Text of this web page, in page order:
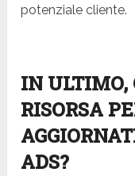
potenziale cliente.
IN ULTIMO,
RISORSA
ADS?